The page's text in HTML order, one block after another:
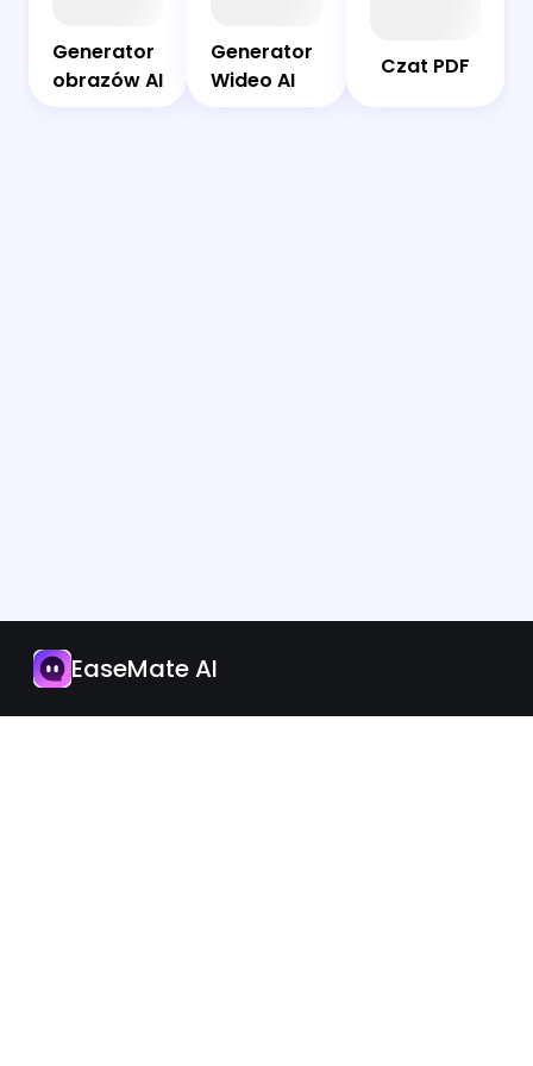
Aplikacja
Zaktualizuj teraz
Generator
obrazów AI
Generator
Wideo AI
Czat PDF
Generator
obrazów
Generator
Wideo AI
EaseMate AI